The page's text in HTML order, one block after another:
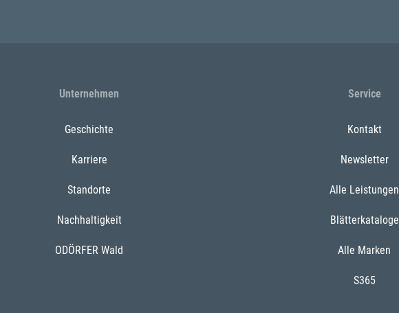
Unternehmen
Geschichte
Karriere
Standorte
Nachhaltigkeit
ODÖRFER Wald
Service
Kontakt
Newsletter
Alle Leistungen
Blätterkataloge
Alle Marken
S365